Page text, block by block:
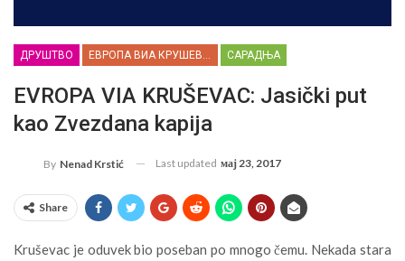
ДРУШТВО САРАДЊА
EVROPA VIA KRUŠEVAC: Jasički put
kao Zvezdana kapija
By Nenad Krstić Last updated мај 23, 2017
Share
Kruševac je oduvek bio poseban po mnogo čemu. Nekada stara